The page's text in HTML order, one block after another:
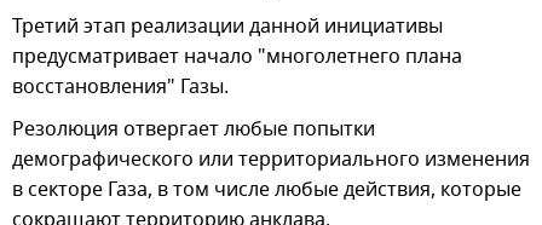
Третий этап реализации данной инициативы
предусматривает начало "многолетнего плана
восстановления" Газы.
Резолюция отвергает любые попытки
демографического или территориального изменения
в секторе Газа, в том числе любые действия, которые